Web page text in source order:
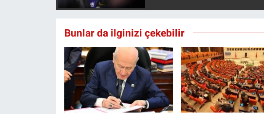
Bunlar da ilginizi çekebilir